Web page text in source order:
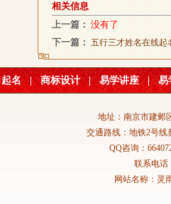
相关信息
上一篇： 没有了
下一篇： 五行三才姓名在线
名 | 商标设计 | 易学讲座 | 易
地址：南京市建邺
交通路线：地铁2号线
QQ咨询：
联系电话
网站名称：灵